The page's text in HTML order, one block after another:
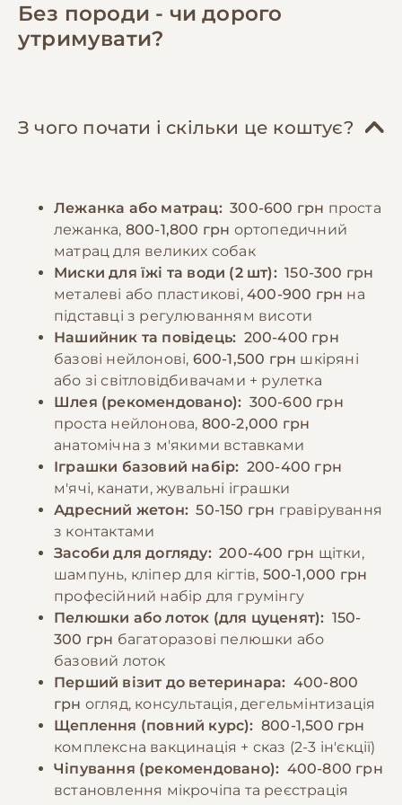
достатньо місця для відпочинку та
активності, зручне спальне місце.
Соціалізація та дресирування відіграють
навчання базовим командам з раннього віку,
обов'язковими елементами догляду.
🎁 −10% на зоотовари
За промокодом E-PET
натуральному годуванні раціон повинен
включати нежирне м'ясо (яловичина,
кількість білків, жирів та вуглеводів у
правильному співвідношенні. Дорослих
Порції мають відповідати розміру та
енергетичним потребам собаки. Необхідно
забезпечити постійний доступ до свіжої
води та слідкувати за реакцією організму на
різні продукти.
🎁 −10% на зоотовари
За промокодом E-PET
Без породи - чи дорого
утримувати?
З чого почати і скільки це коштує?
Лежанка або матрац: 300-600 грн проста
лежанка, 800-1,800 грн ортопедичний
матрац для великих собак
Миски для їжі та води (2 шт): 150-300 грн
металеві або пластикові, 400-900 грн на
підставці з регулюванням висоти
Нашийник та повідець: 200-400 грн
базові нейлонові, 600-1,500 грн шкіряні
або зі світловідбивачами + рулетка
Шлея (рекомендовано): 300-600 грн
проста нейлонова, 800-2,000 грн
анатомічна з м'якими вставками
Іграшки базовий набір: 200-400 грн
м'ячі, канати, жувальні іграшки
Адресний жетон: 50-150 грн гравірування
з контактами
Засоби для догляду: 200-400 грн щітки,
шампунь, кліпер для кігтів, 500-1,000 грн
професійний набір для грумінгу
Пелюшки або лоток (для цуценят): 150-
300 грн багаторазові пелюшки або
базовий лоток
Перший візит до ветеринара: 400-800
грн огляд, консультація, дегельмінтизація
Щеплення (повний курс): 800-1,500 грн
комплексна вакцинація + сказ (2-3 ін'єкції)
Чіпування (рекомендовано): 400-800 грн
встановлення мікрочіпа та реєстрація